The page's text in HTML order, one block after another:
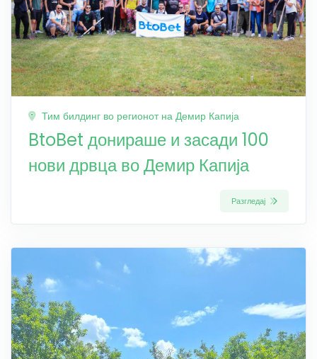
Тим билдинг во регионот на Демир Капија
BtoBet донираше и засади 100
нови дрвца во Демир Капија
Разгледај